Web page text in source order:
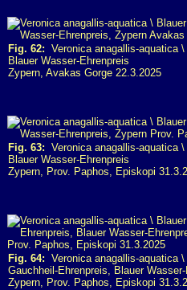
Fig. 62: Veronica anagallis-aquatica
Blauer Wasser-Ehrenpreis
Zypern, Avakas Gorge 22.3.2025
Fig. 63: Veronica anagallis-aquatica
Blauer Wasser-Ehrenpreis
Zypern, Prov. Paphos, Episkopi
Fig. 64: Veronica anagallis-aquatica \
Gauchheil-Ehrenpreis, Blauer
Zypern, Prov. Paphos, Episkopi